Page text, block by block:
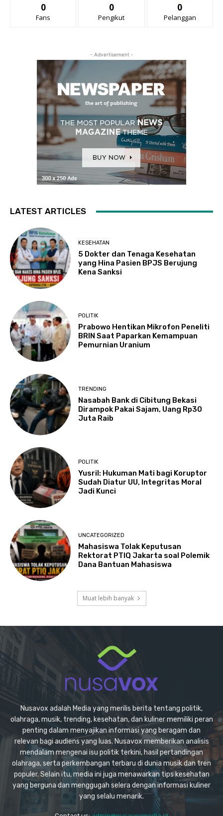
0
Fans
0
Pengikut
0
Pelanggan
- Advertisement -
LATEST ARTICLES
KESEHATAN
5 Dokter dan Tenaga Kesehatan
yang Hina Pasien BPJS Berujung
Kena Sanksi
POLITIK
Prabowo Hentikan Mikrofon Peneliti
BRIN Saat Paparkan Kemampuan
Pemurnian Uranium
TRENDING
Nasabah Bank di Cibitung Bekasi
Dirampok Pakai Sajam, Uang Rp30
Juta Raib
POLITIK
Yusril: Hukuman Mati bagi Koruptor
Sudah Diatur UU, Integritas Moral
Jadi Kunci
UNCATEGORIZED
Mahasiswa Tolak Keputusan
Rektorat PTIQ Jakarta soal Polemik
Dana Bantuan Mahasiswa
Muat lebih banyak
Nusavox adalah Media yang merilis berita tentang politik,
olahraga, musik, trending, kesehatan, dan kuliner memiliki peran
penting dalam menyajikan informasi yang beragam dan
relevan bagi audiens yang luas. Nusavox memberikan analisis
mendalam mengenai isu politik terkini, hasil pertandingan
olahraga, serta perkembangan terbaru di dunia musik dan tren
populer. Selain itu, media ini juga menawarkan tips kesehatan
yang berguna dan menggugah selera dengan informasi kuliner
yang selalu menarik.